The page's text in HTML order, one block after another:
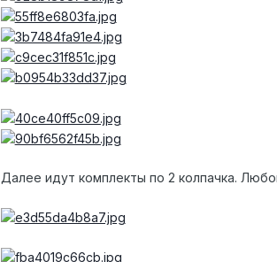
Далее идут комплекты по 2 колпачка.